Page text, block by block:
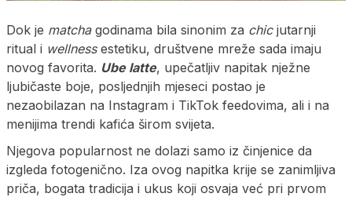
Dok je matchagodinama bila sinonim za chicjutarnji
ritual i wellnessestetiku, društvene mreže sada imaju
novog favorita. Ube latte, upečatljiv napitak nježne
ljubičaste boje, posljednjih mjeseci postao je
nezaobilazan na Instagram i TikTok feedovima, ali i na
menijima trendi kafića širom svijeta.
Njegova popularnost ne dolazi samo iz činjenice da
izgleda fotogenično. Iza ovog napitka krije se zanimljiva
priča, bogata tradicija i ukus koji osvaja već pri prvom